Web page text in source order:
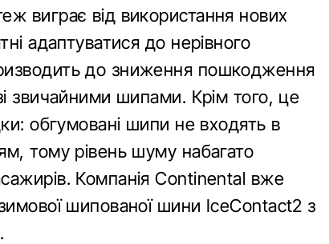
виграє від використання нових
адаптуватися до нерівного
до зниження пошкодження
звичайними шипами. Крім того, це
обгумовані шипи не входять в
тому рівень шуму набагато
Компанія Continental вже
шипованої шини IceContact2 з